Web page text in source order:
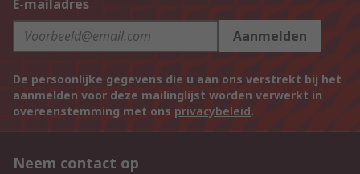
E-mailadres
Aanmelden
De persoonlijke gegevens die u aan ons verstrekt bij het
aanmelden voor deze mailinglijst worden verwerkt in
overeenstemming met ons privacybeleid.
Neem contact op